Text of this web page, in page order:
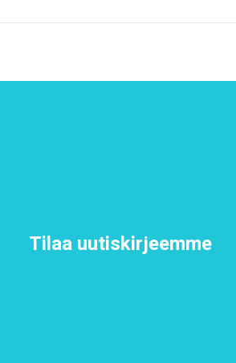
Tilaa uutiskirjeemme